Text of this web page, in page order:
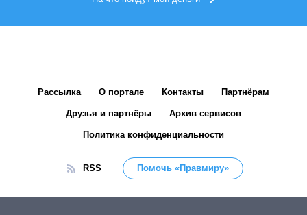
Рассылка О портале Контакты Партнёрам
Друзья и партнёры Архив сервисов
Политика конфиденциальности
RSS Помочь «Правмиру»